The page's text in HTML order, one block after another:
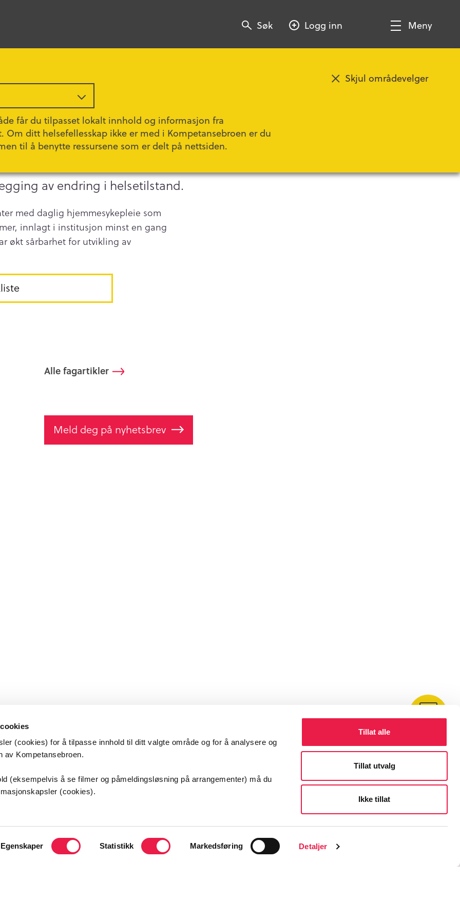
(cookies) for å tilpasse innhold til ditt valgte område og for å analysere og
av Kompetansebroen.
(eksempelvis å se filmer og påmeldingsløsning på arrangementer) må du
(cookies).
Egenskaper Statistikk Markedsføring Detaljer
Tillat alle
Tillat utvalg
Ikke tillat
får du tilpasset lokalt innhold og informasjon fra
Om ditt helsefellesskap ikke er med i Kompetansebroen er du
til å benytte ressursene som er delt på nettsiden.
Skjul områdevelger
Søk
Søk Søk Logg inn
Vis/SkjulMeny
av endring i helsetilstand.
med daglig hjemmesykepleie som
innlagt i institusjon minst en gang
økt sårbarhet for utvikling av
Alle fagartikler
Meld deg på nyhetsbrev
universitetssykehus HF
Kontakt